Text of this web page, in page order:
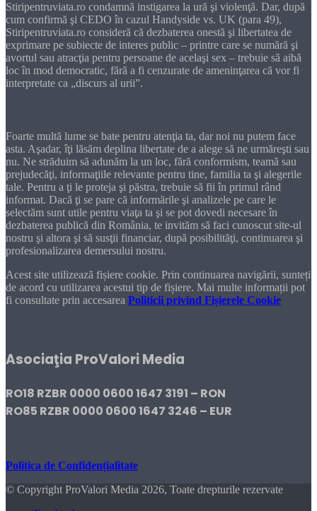
Stiripentruviata.ro condamnă instigarea la ură şi violenţă. Dar, după
cum confirmă şi CEDO în cazul Handyside vs. UK (para 49),
Stiripentruviata.ro consideră că dezbaterea onestă şi libertatea de
exprimare pe subiecte de interes public – printre care se numără şi
avortul sau atracţia pentru persoane de acelaşi sex – trebuie să aibă
loc în mod democratic, fără a fi cenzurate de ameninţarea că vor fi
interpretate ca „discurs al urii”.
Foarte multă lume se bate pentru atenţia ta, dar noi nu putem face
asta. Aşadar, îţi lăsăm deplina libertate de a alege să ne urmăreşti sau
nu. Ne străduim să adunăm la un loc, fără conformism, teamă sau
prejudecăţi, informaţiile relevante pentru tine, familia ta şi alegerile
tale. Pentru a ţi le proteja şi păstra, trebuie să fii în primul rând
informat. Dacă ţi se pare că informările şi analizele pe care le
selectăm sunt utile pentru viaţa ta şi se pot dovedi necesare în
dezbaterea publică din România, te invităm să faci cunoscut site-ul
nostru şi altora şi să susţii financiar, după posibilităţi, continuarea şi
profesionalizarea demersului nostru.
Acest site utilizează fișiere cookie. Prin continuarea navigării, sunteți
de acord cu utilizarea acestui tip de fișiere. Mai multe informații pot
fi consultate prin accesarea Politicii privind Fișierele Cookie
Asociaţia ProValori Media
RO18 RZBR 0000 0600 1647 3191 – RON
RO85 RZBR 0000 0600 1647 3246 – EUR
Politica de Confidențialitate
© Copyright ProValori Media 2026, Toate drepturile rezervate